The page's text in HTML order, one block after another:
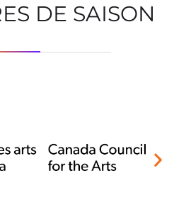
DE SAISON